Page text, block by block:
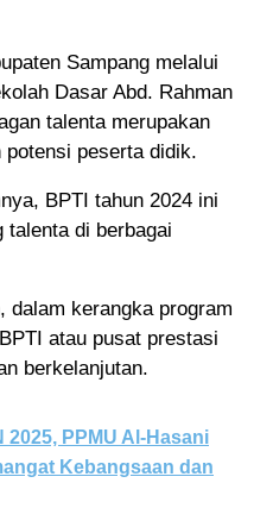
Sampang melalui
Dasar Abd. Rahman
talenta merupakan
peserta didik.
BPTI tahun 2024 ini
talenta di berbagai
dalam kerangka program
atau pusat prestasi
berkelanjutan.
2025, PPMU Al-Hasani
Kebangsaan dan